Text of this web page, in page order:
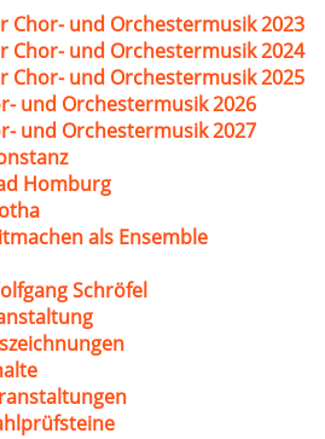
Chor- und Orchestermusik 2023
Chor- und Orchestermusik 2024
Chor- und Orchestermusik 2025
und Orchestermusik 2026
und Orchestermusik 2027
Homburg
als Ensemble
Schröfel